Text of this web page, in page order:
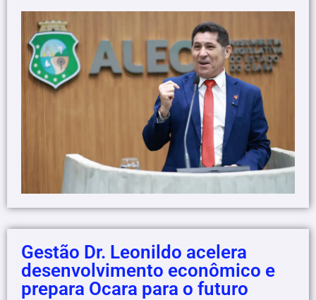
Gestão Dr. Leonildo acelera
desenvolvimento econômico e
prepara Ocara para o futuro